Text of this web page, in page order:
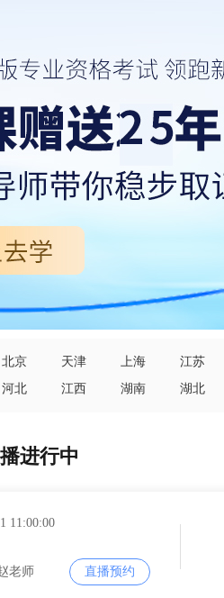
北京 天津 上海
江苏
河北 江西 湖南 湖北
进行中
11:00:00
老师 直播预约